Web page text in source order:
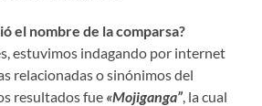
el nombre de la comparsa?
estuvimos indagando por internet
relacionadas o sinónimos del
resultados fue «Mojiganga” , la cual